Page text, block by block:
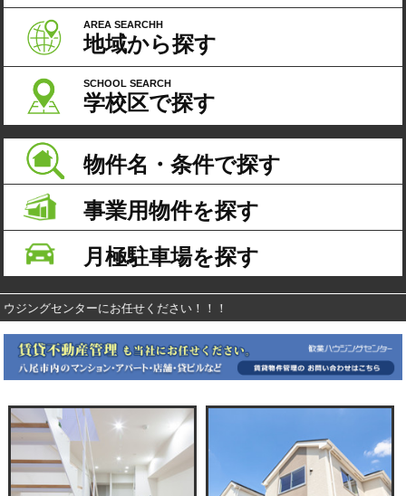
AREA SEARCHH
地域から探す
SCHOOL SEARCH
学校区で探す
物件名・条件で探す
事業用物件を探す
月極駐車場を探す
ターにお任せください！！！